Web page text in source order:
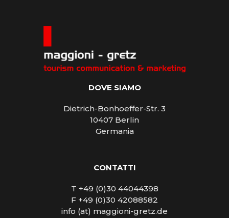
DOVE SIAMO
Dietrich-Bonhoeffer-Str. 3
10407 Berlin
Germania
CONTATTI
T +49 (0)30 44044398
F +49 (0)30 42088582
info (at) maggioni-gretz.de